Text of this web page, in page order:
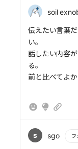
ていればコミ
相手が知らな
をし、完全に
っていくとよい
> ２つめは「場
間」「本題を
的」——これ
ョンへの意欲
参加すればよ
soil
もっと読む
伝えたい言葉
い。
話したい内容
る。
前と比べてよ
増幅させる。
s sgo フ